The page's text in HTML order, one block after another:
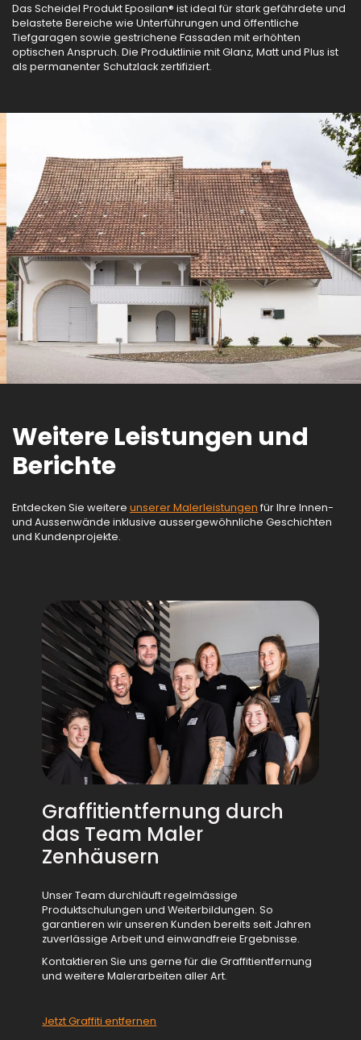
Das Scheidel Produkt Eposilan® ist ideal für stark gefährdete und
belastete Bereiche wie Unterführungen und öffentliche
Tiefgaragen sowie gestrichene Fassaden mit erhöhten
optischen Anspruch. Die Produktlinie mit Glanz, Matt und Plus ist
als permanenter Schutzlack zertifiziert.
Weitere Leistungen und
Berichte
Entdecken Sie weitere unserer Malerleistungen für Ihre Innen-
und Aussenwände inklusive aussergewöhnliche Geschichten
und Kundenprojekte.
Graffitientfernung durch
das Team Maler
Zenhäusern
Unser Team durchläuft regelmässige
Produktschulungen und Weiterbildungen. So
garantieren wir unseren Kunden bereits seit Jahren
zuverlässige Arbeit und einwandfreie Ergebnisse.
Kontaktieren Sie uns gerne für die Graffitientfernung
und weitere Malerarbeiten aller Art.
Jetzt Graffiti entfernen